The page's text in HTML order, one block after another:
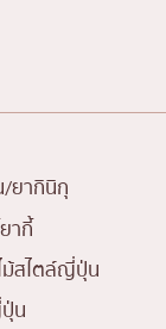
ยากินิกุ
ากี้
ม้สไตล์ญี่ปุ่น
น